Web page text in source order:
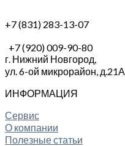
+7 (831) 283-13-07
+7 (920) 009-90-80
г. Нижний Новгород,
ул. 6-ой микрорайон, д.21А,
ИНФОРМАЦИЯ
Сервис
О компании
Полезные статьи